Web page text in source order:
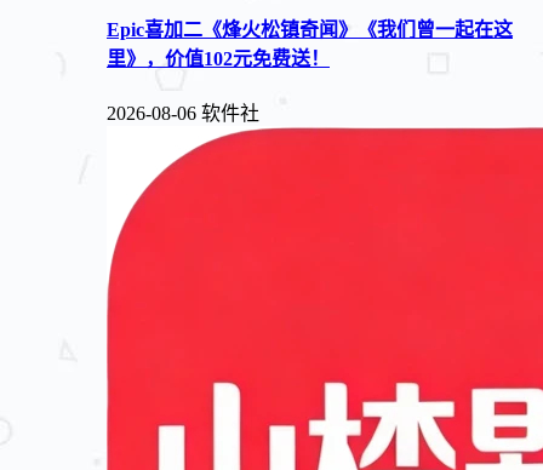
Epic喜加二《烽火松镇奇闻》《我们曾一起在这
里》，价值102元免费送！
2026-08-06 软件社